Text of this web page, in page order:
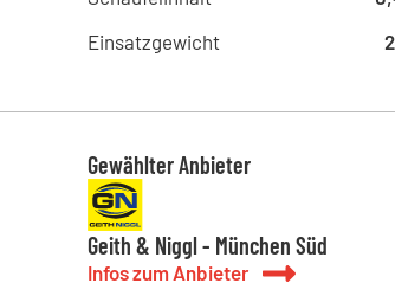
Einsatzgewicht
Gewählter Anbieter
Geith & Niggl - München Süd
Infos zum Anbieter